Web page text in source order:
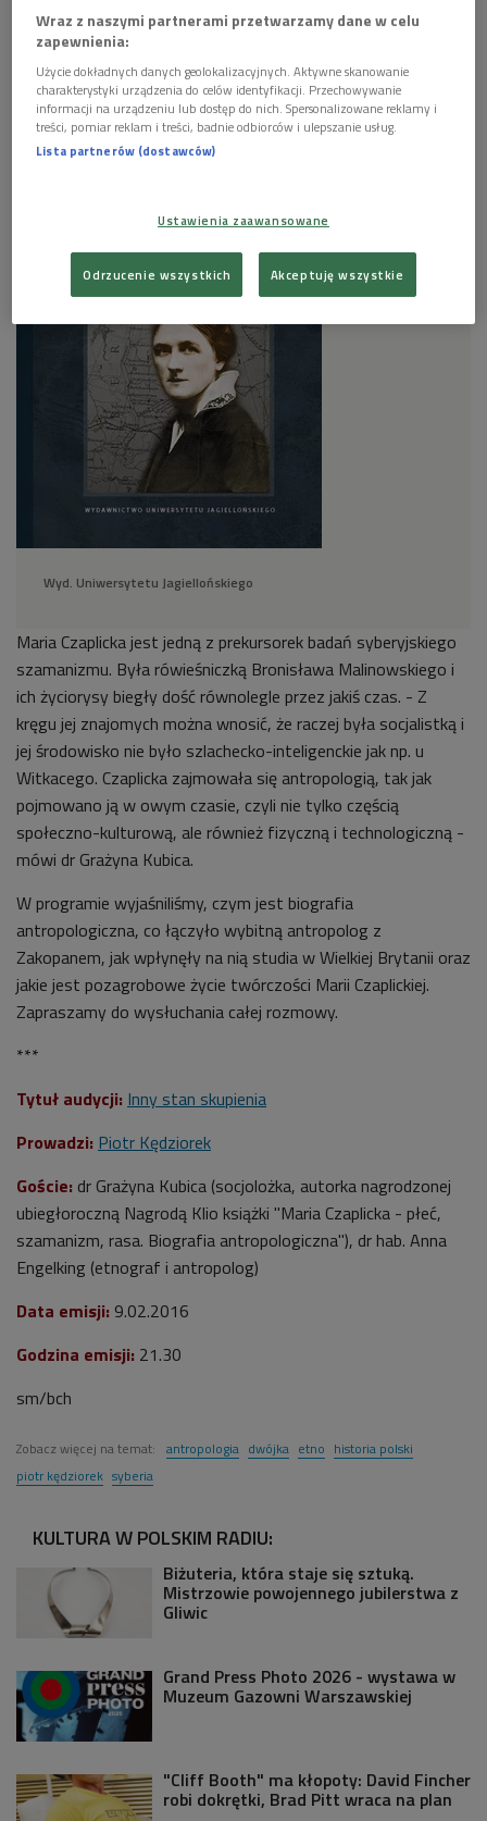
Zdjęcie Marii Antoniny Czaplickiej zamieszczone w jednym z pierwszych
wydań "My Siberian Year" Foto: mat. prasowe
Wyd. Uniwersytetu Jagiellońskiego
Maria Czaplicka jest jedną z prekursorek badań syberyjskiego
szamanizmu. Była rówieśniczką Bronisława Malinowskiego i
ich życiorysy biegły dość równolegle przez jakiś czas. - Z
kręgu jej znajomych można wnosić, że raczej była socjalistką i
jej środowisko nie było szlachecko-inteligenckie jak np. u
Witkacego. Czaplicka zajmowała się antropologią, tak jak
pojmowano ją w owym czasie, czyli nie tylko częścią
społeczno-kulturową, ale również fizyczną i technologiczną -
mówi dr Grażyna Kubica.
W programie wyjaśniliśmy, czym jest biografia
antropologiczna, co łączyło wybitną antropolog z
Zakopanem, jak wpłynęły na nią studia w Wielkiej Brytanii oraz
jakie jest pozagrobowe życie twórczości Marii Czaplickiej.
Zapraszamy do wysłuchania całej rozmowy.
***
Tytuł audycji: Inny stan skupienia
Prowadzi: Piotr Kędziorek
Goście: dr Grażyna Kubica (socjolożka, autorka nagrodzonej
ubiegłoroczną Nagrodą Klio książki "Maria Czaplicka - płeć,
szamanizm, rasa. Biografia antropologiczna"), dr hab. Anna
Engelking (etnograf i antropolog)
Data emisji: 9.02.2016
Godzina emisji: 21.30
sm/bch
Zobacz więcej na temat: antropologia dwójka etno historia polski
piotr kędziorek syberia
KULTURA W POLSKIM RADIU:
Biżuteria, która staje się sztuką.
Mistrzowie powojennego jubilerstwa z
Gliwic
Grand Press Photo 2026 - wystawa w
Muzeum Gazowni Warszawskiej
"Cliff Booth" ma kłopoty: David Fincher
robi dokrętki, Brad Pitt wraca na plan
Wraz z naszymi partnerami przetwarzamy dane w celu
zapewnienia:
Użycie dokładnych danych geolokalizacyjnych. Aktywne skanowanie
charakterystyki urządzenia do celów identyfikacji. Przechowywanie
informacji na urządzeniu lub dostęp do nich. Spersonalizowane reklamy i
treści, pomiar reklam i treści, badnie odbiorców i ulepszanie usług.
Lista partnerów (dostawców)
Ustawienia zaawansowane
Odrzucenie wszystkich Akceptuję wszystkie